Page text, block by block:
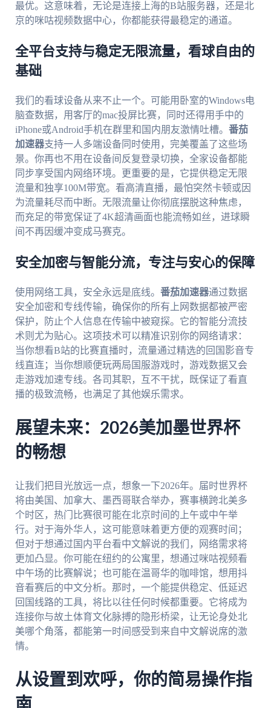
最优。这意味着，无论是连接上海的B站服务器，还是北
京的咪咕视频数据中心，你都能获得最稳定的通道。
全平台支持与稳定无限流量，看球自由的
基础
我们的看球设备从来不止一个。可能用卧室的Windows电
脑查数据，用客厅的mac投屏比赛，同时还得用手中的
iPhone或Android手机在群里和国内朋友激情吐槽。 番茄
加速器支持一人多端设备同时使用，完美覆盖了这些场
景。你再也不用在设备间反复登录切换，全家设备都能
同步享受国内网络环境。更重要的是，它提供稳定无限
流量和独享100M带宽。看高清直播，最怕突然卡顿或因
为流量耗尽而中断。无限流量让你彻底摆脱这种焦虑，
而充足的带宽保证了4K超清画面也能流畅如丝，进球瞬
间不再因缓冲变成马赛克。
安全加密与智能分流，专注与安心的保障
使用网络工具，安全永远是底线。 番茄加速器通过数据
安全加密和专线传输，确保你的所有上网数据都被严密
保护，防止个人信息在传输中被窥探。它的智能分流技
术则尤为贴心。这项技术可以精准识别你的网络请求：
当你想看B站的比赛直播时，流量通过精选的回国影音专
线直连；当你想顺便玩两局国服游戏时，游戏数据又会
走游戏加速专线。各司其职，互不干扰，既保证了看直
播的极致流畅，也满足了其他娱乐需求。
展望未来：2026美加墨世界杯
的畅想
让我们把目光放远一点，想象一下2026年。届时世界杯
将由美国、加拿大、墨西哥联合举办，赛事横跨北美多
个时区，热门比赛很可能在北京时间的上午或中午举
行。对于海外华人，这可能意味着更方便的观赛时间；
但对于想通过国内平台看中文解说的我们，网络需求将
更加凸显。你可能在纽约的公寓里，想通过咪咕视频看
中午场的比赛解说；也可能在温哥华的咖啡馆，想用抖
音看赛后的中文分析。那时，一个能提供稳定、低延迟
回国线路的工具，将比以往任何时候都重要。它将成为
连接你与故土体育文化脉搏的隐形桥梁，让无论身处北
美哪个角落，都能第一时间感受到来自中文解说席的激
情。
从设置到欢呼，你的简易操作指
南